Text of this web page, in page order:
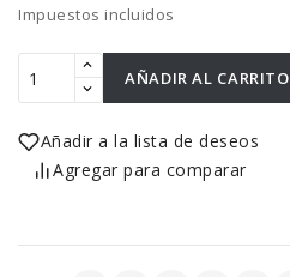
Impuestos incluidos
AÑADIR AL CARRITO
Añadir a la lista de deseos
Agregar para comparar